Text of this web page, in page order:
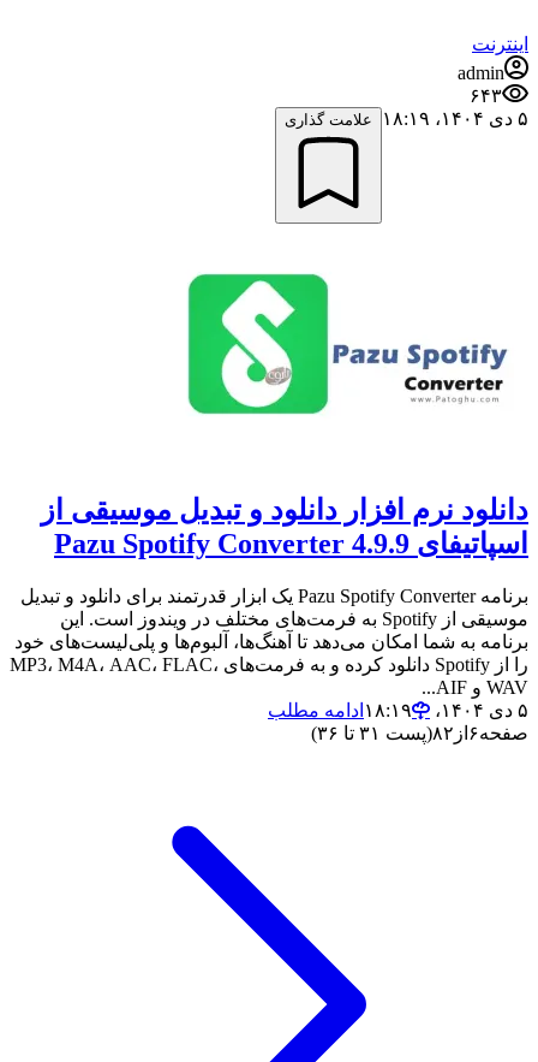
اینترنت
admin
۶۴۳
۵ دی ۱۴۰۴،‏ ۱۸:۱۹
علامت گذاری
دانلود نرم افزار دانلود و تبدیل موسیقی از
اسپاتیفای Pazu Spotify Converter 4.9.9
برنامه Pazu Spotify Converter یک ابزار قدرتمند برای دانلود و تبدیل
موسیقی از Spotify به فرمت‌های مختلف در ویندوز است. این
برنامه به شما امکان می‌دهد تا آهنگ‌ها، آلبوم‌ها و پلی‌لیست‌های خود
را از Spotify دانلود کرده و به فرمت‌های MP3، M4A، AAC، FLAC،
WAV و AIF...
۵ دی ۱۴۰۴،‏ ۱۸:۱۹
ادامه مطلب
صفحه۶ از ۸۲(پست ۳۱ تا ۳۶)